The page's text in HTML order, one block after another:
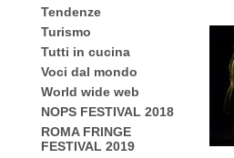
Tendenze
Turismo
Tutti in cucina
Voci dal mondo
World wide web
NOPS FESTIVAL 2018
ROMA FRINGE
FESTIVAL 2019